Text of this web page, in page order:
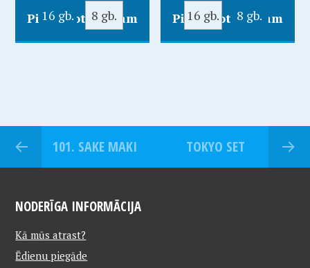
16 gb. 8 gb.
Pievienot Grozam 16 gb. 8 gb.
Pievienot Grozam
101. SAKE MAKI TOKYO SET
NODERĪGA INFORMĀCIJA
Kā mūs atrast?
Ēdienu piegāde